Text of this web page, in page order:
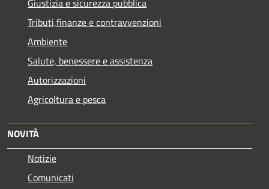
Giustizia e sicurezza pubblica
Tributi,finanze e contravvenzioni
Ambiente
Salute, benessere e assistenza
Autorizzazioni
Agricoltura e pesca
NOVITÀ
Notizie
Comunicati